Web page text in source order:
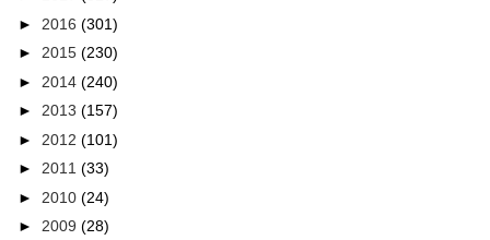
► 2016 (301)
► 2015 (230)
► 2014 (240)
► 2013 (157)
► 2012 (101)
► 2011 (33)
► 2010 (24)
► 2009 (28)